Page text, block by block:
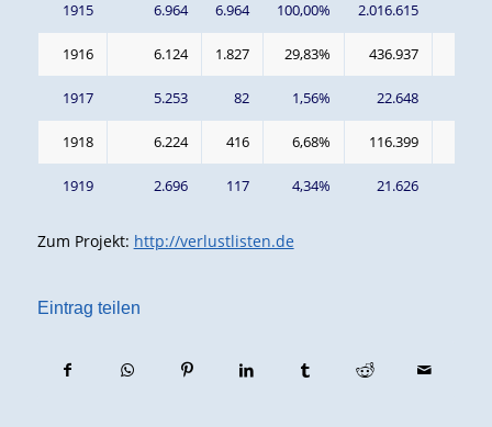
1915 6.964 6.964 100,00% 2.016.615
1916 6.124 1.827 29,83% 436.937
1917 5.253 82 1,56% 22.648
1918 6.224 416 6,68% 116.399
1919 2.696 117 4,34% 21.626
Zum Projekt: http://verlustlisten.de
Eintrag teilen